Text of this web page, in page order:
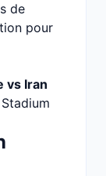
de
pour
vs Iran